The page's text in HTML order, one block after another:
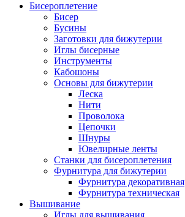
Бисероплетение
Бисер
Бусины
Заготовки для бижутерии
Иглы бисерные
Инструменты
Кабошоны
Основы для бижутерии
Леска
Нити
Проволока
Цепочки
Шнуры
Ювелирные ленты
Станки для бисероплетения
Фурнитура для бижутерии
Фурнитура декоративная
Фурнитура техническая
Вышивание
Иглы для вышивания